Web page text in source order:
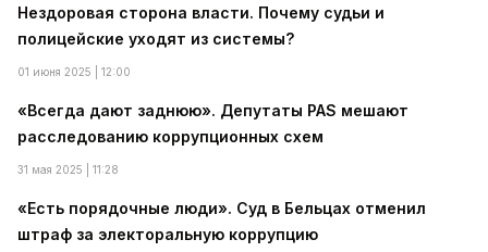
Нездоровая сторона власти. Почему судьи и
полицейские уходят из системы?
01 июня 2025 | 12:00
«Всегда дают заднюю». Депутаты PAS мешают
расследованию коррупционных схем
31 мая 2025 | 11:28
«Есть порядочные люди». Суд в Бельцах отменил
штраф за электоральную коррупцию